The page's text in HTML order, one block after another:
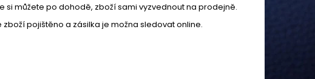
můžete po dohodě, zboží sami vyzvednout na prodejně.
pojištěno a zásilka je možna sledovat online.